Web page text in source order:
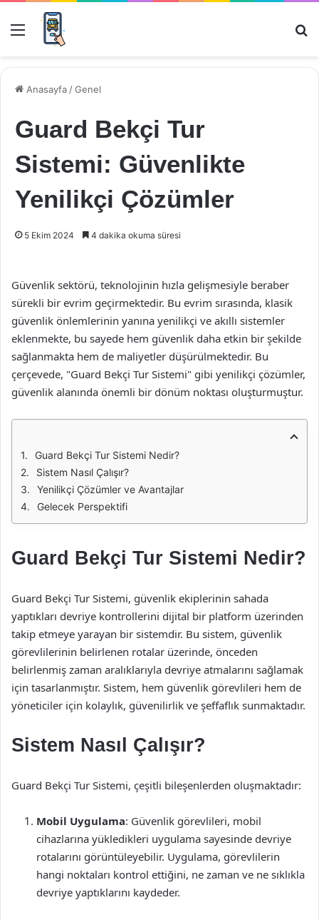
Menü
Anasayfa /Genel
Guard Bekçi Tur
Sistemi: Güvenlikte
Yenilikçi Çözümler
5 Ekim 2024 4 dakika okuma süresi
Güvenlik sektörü, teknolojinin hızla gelişmesiyle beraber
sürekli bir evrim geçirmektedir. Bu evrim sırasında, klasik
güvenlik önlemlerinin yanına yenilikçi ve akıllı sistemler
eklenmekte, bu sayede hem güvenlik daha etkin bir şekilde
sağlanmakta hem de maliyetler düşürülmektedir. Bu
çerçevede, "Guard Bekçi Tur Sistemi" gibi yenilikçi çözümler,
güvenlik alanında önemli bir dönüm noktası oluşturmuştur.
Guard Bekçi Tur Sistemi Nedir?
Sistem Nasıl Çalışır?
Yenilikçi Çözümler ve Avantajlar
Gelecek Perspektifi
Guard Bekçi Tur Sistemi Nedir?
Guard Bekçi Tur Sistemi, güvenlik ekiplerinin sahada
yaptıkları devriye kontrollerini dijital bir platform üzerinden
takip etmeye yarayan bir sistemdir. Bu sistem, güvenlik
görevlilerinin belirlenen rotalar üzerinde, önceden
belirlenmiş zaman aralıklarıyla devriye atmalarını sağlamak
için tasarlanmıştır. Sistem, hem güvenlik görevlileri hem de
yöneticiler için kolaylık, güvenilirlik ve şeffaflık sunmaktadır.
Sistem Nasıl Çalışır?
Guard Bekçi Tur Sistemi, çeşitli bileşenlerden oluşmaktadır:
Mobil Uygulama: Güvenlik görevlileri, mobil
cihazlarına yükledikleri uygulama sayesinde devriye
rotalarını görüntüleyebilir. Uygulama, görevlilerin
hangi noktaları kontrol ettiğini, ne zaman ve ne sıklıkla
devriye yaptıklarını kaydeder.